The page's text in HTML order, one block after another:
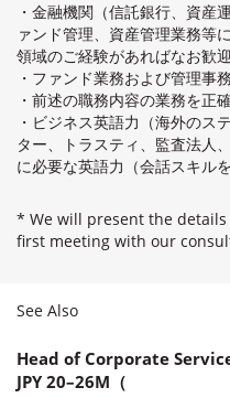
・金融機関（信託銀行、資産
ァンド管理、資産管理業務等
領域のご経験があればなお歓迎
・ファンド業務および管理事
・前述の職務内容の業務を正
・ビジネス英語力（海外のス
ター、トラスティ、監査法人
に必要な英語力（会話スキルを
* We will present the
first meeting with our
See Also
Head of Corporate
JPY 20–26M（